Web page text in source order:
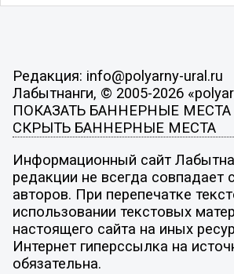
Редакция: info@polyarny-ural.ru
Лабытнанги, © 2005-2026
ПОКАЗАТЬ БАННЕРНЫЕ МЕСТА
СКРЫТЬ БАННЕРНЫЕ МЕСТА
Информационный сайт
редакции не всегда совпадает
авторов. При перепечатке
использовании текстовых
настоящего сайта на иных
Интернет гиперссылка на
обязательна.